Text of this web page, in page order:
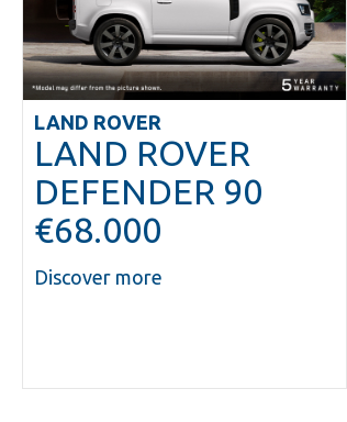
Εμπορικά
αυτοκίνητα
Εταιρική
κοινωνική
ευθύνη
Επικοινωνία
LAND ROVER
LAND ROVER
DEFENDER 90
€68.000
Discover more